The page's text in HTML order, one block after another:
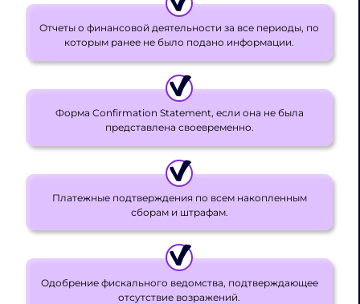
Отчеты о финансовой деятельности за все периоды, по
которым ранее не было подано информации.
Форма Confirmation Statement, если она не была
представлена своевременно.
Платежные подтверждения по всем накопленным
сборам и штрафам.
Одобрение фискального ведомства, подтверждающее
отсутствие возражений.